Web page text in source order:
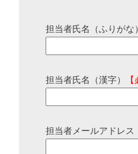
担当者氏名（ふりがな）
担当者氏名（漢字）
担当者メールアドレス